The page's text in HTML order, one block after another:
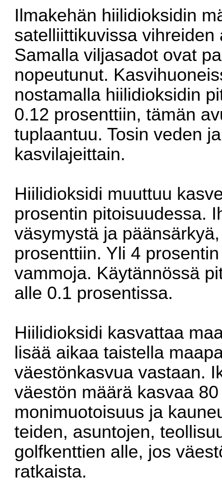
Ilmakehän hiilidioksidin
satelliittikuvissa
Samalla viljasadot ovat
nopeutunut.
nostamalla hiilidioksidin
0.12 prosenttiin, tämän
tuplaantuu. Tosin veden
kasvilajeittain.
Hiilidioksidi muuttuu
prosentin pitoisuudessa.
väsymystä ja
prosenttiin. Yli 4
vammoja. Käytännössä
alle 0.1 prosentissa.
Hiilidioksidi kasvattaa
lisää aikaa taistella
väestönkasvua vastaan.
väestön määrä kasvaa
monimuotoisuus ja
teiden, asuntojen,
golfkenttien alle, jos
ratkaista.